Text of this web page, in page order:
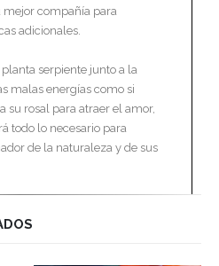
mejor compañía para
adicionales.
serpiente junto a la
malas energías como si
su rosal para atraer el amor,
todo lo necesario para
de la naturaleza y de sus